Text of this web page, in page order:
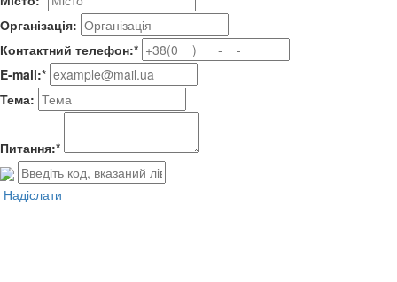
Організація:
Контактний телефон:*
E-mail:*
Тема:
Питання:*
Надіслати